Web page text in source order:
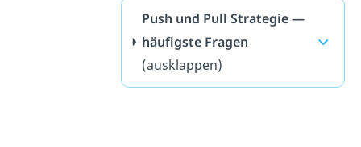
Push und Pull Strategie —
häufigste Fragen
(ausklappen)